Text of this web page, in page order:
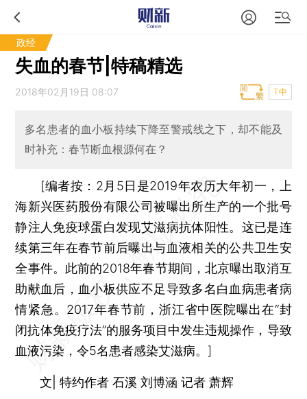
政经
失血的春节|特稿精选
2018年02月19日 08:07 T中
多名患者的血小板持续下降至警戒线之下，却不能及
时补充：春节断血根源何在？
[编者按：2月5日是2019年农历大年初一，上
海新兴医药股份有限公司被曝出所生产的一个批号
静注人免疫球蛋白发现艾滋病抗体阳性。这已是连
续第三年在春节前后曝出与血液相关的公共卫生安
全事件。此前的2018年春节期间，北京曝出取消互
助献血后，血小板供应不足导致多名白血病患者病
情紧急。2017年春节前，浙江省中医院曝出在“封
闭抗体免疫疗法”的服务项目中发生违规操作，导致
血液污染，令5名患者感染艾滋病。]
文| 特约作者 石溪 刘博涵 记者 萧辉